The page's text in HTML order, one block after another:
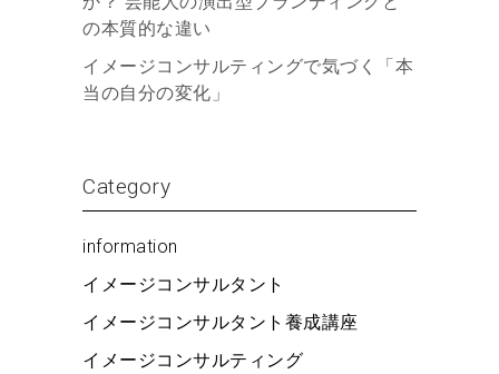
の本質的な違い
イメージコンサルティングで気づく「本
当の自分の変化」
Category
information
イメージコンサルタント
イメージコンサルタント養成講座
イメージコンサルティング